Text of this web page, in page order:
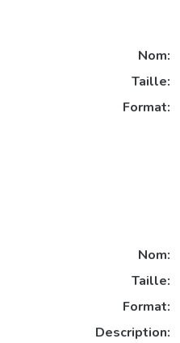
Nom:
Taille:
Format:
Nom:
Taille:
Format:
Description: